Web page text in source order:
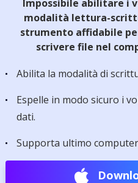
Impossibile abilitare i
modalità lettura-
strumento affidabile
scrivere file nel
Abilita la modalità di
Espelle in modo sicuro i
dati.
Supporta ultimo computer